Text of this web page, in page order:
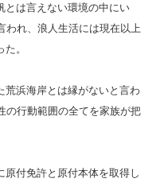
とは言えない環境の中にい
われ、浪人生活には現在以上
。
荒浜海岸とは縁がないと言わ
の行動範囲の全てを家族が把
原付免許と原付本体を取得し